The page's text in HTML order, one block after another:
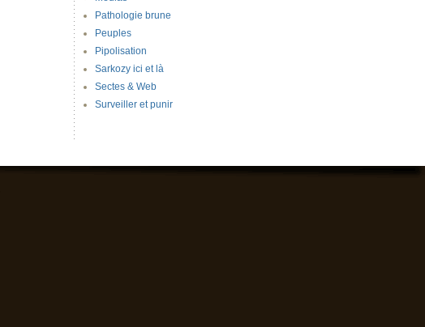
Pathologie brune
Peuples
Pipolisation
Sarkozy ici et là
Sectes & Web
Surveiller et punir